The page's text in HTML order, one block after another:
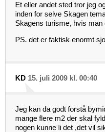
Et eller andet sted tror jeg
inden for selve Skagen
Skagens turisme, hvis man
PS. det er faktisk enormt
KD 15. juli 2009 kl. 00:40
Jeg kan da godt forstå
mange flere m2 der skal
nogen kunne li det ,det vil